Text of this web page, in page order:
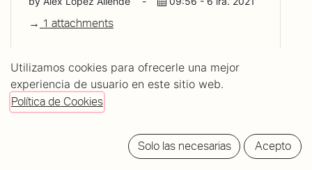
1 attachments
Utilizamos cookies para ofrecerle una mejor
experiencia de usuario en este sitio web.
Política de Cookies
Solo las necesarias Acepto